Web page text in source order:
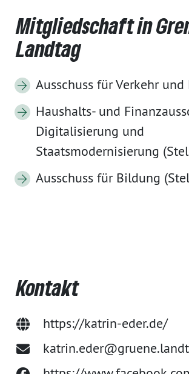
Mitgliedschaft in
Landtag
Ausschuss für Verkehr
Haushalts- und
Digitalisierung und
Staatsmodernisierung
Ausschuss für Bildung
Kontakt
https://katrin-eder.de/